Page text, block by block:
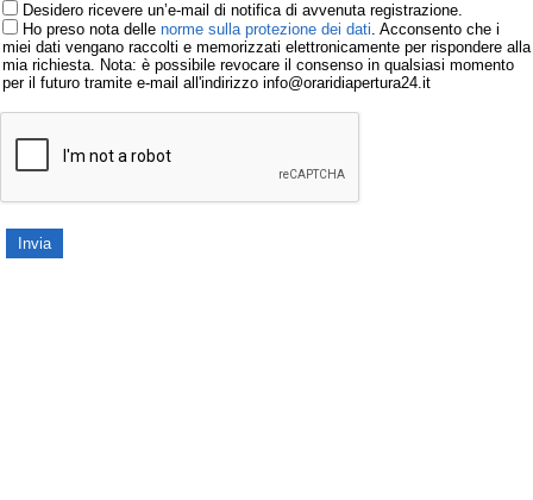
Desidero ricevere un’e-mail di notifica di avvenuta registrazione.
Ho preso nota delle norme sulla protezione dei dati. Acconsento che i
miei dati vengano raccolti e memorizzati elettronicamente per rispondere alla
mia richiesta. Nota: è possibile revocare il consenso in qualsiasi momento
per il futuro tramite e-mail all'indirizzo info@oraridiapertura24.it